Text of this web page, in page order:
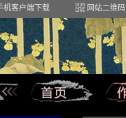
机客户端下载 网站二维码